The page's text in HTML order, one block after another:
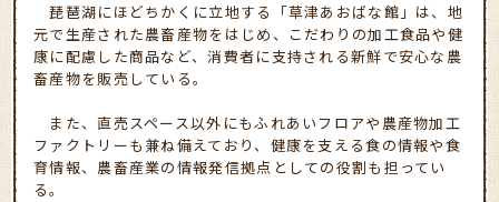
琵琶湖にほどちかくに立地する「草津あおばな館」は、地
元で生産された農畜産物をはじめ、こだわりの加工食品や健
康に配慮した商品など、消費者に支持される新鮮で安心な農
畜産物を販売している。
また、直売スペース以外にもふれあいフロアや農産物加工
ファクトリーも兼ね備えており、健康を支える食の情報や食
育情報、農畜産業の情報発信拠点としての役割も担ってい
る。